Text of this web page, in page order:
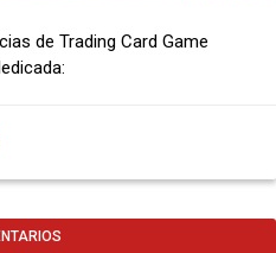
de Trading Card Game